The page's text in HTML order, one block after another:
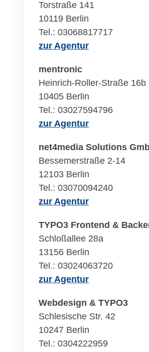
Torstraße 141
10119 Berlin
Tel.: 03068817717
zur Agentur
mentronic
Heinrich-Roller-Straße 16b
10405 Berlin
Tel.: 03027594796
zur Agentur
net4media Solutions
Bessemerstraße 2-14
12103 Berlin
Tel.: 03070094240
zur Agentur
TYPO3 Frontend &
Schloßallee 28a
13156 Berlin
Tel.: 03024063720
zur Agentur
Webdesign & TYPO3
Schlesische Str. 42
10247 Berlin
Tel.: 0304222959